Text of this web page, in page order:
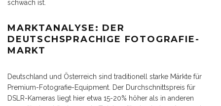
schwach ist.
MARKTANALYSE: DER
DEUTSCHSPRACHIGE FOTOGRAFIE-
MARKT
Deutschland und Österreich sind traditionell starke Märkte für
Premium-Fotografie-Equipment. Der Durchschnittspreis für
DSLR-Kameras liegt hier etwa 15-20% höher als in anderen